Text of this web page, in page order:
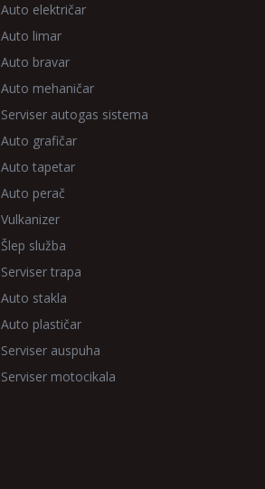
Auto električar
Auto limar
Auto bravar
Auto mehaničar
Serviser autogas sistema
Auto grafičar
Auto tapetar
Auto perač
Vulkanizer
Šlep služba
Serviser trapa
Auto stakla
Auto plastičar
Serviser auspuha
Serviser motocikala